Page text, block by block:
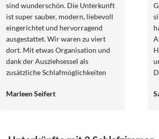
sind wunderschön. Die Unterkunft
ist super sauber, modern, liebevoll
eingerichtet und hervorragend
ausgestattet. Wir waren zu viert
dort. Mit etwas Organisation und
dank der Ausziehsessel als
zusätzliche Schlafmöglichkeiten
Der Blick vom Balkon auf den
Marleen Seifert